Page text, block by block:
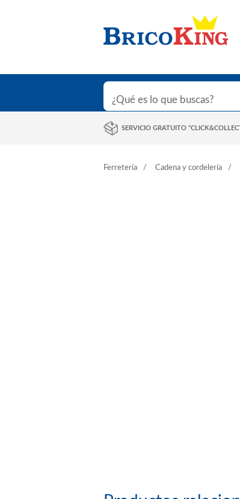
SERVICIO GRATUITO
Ferretería Cadena y cordelería